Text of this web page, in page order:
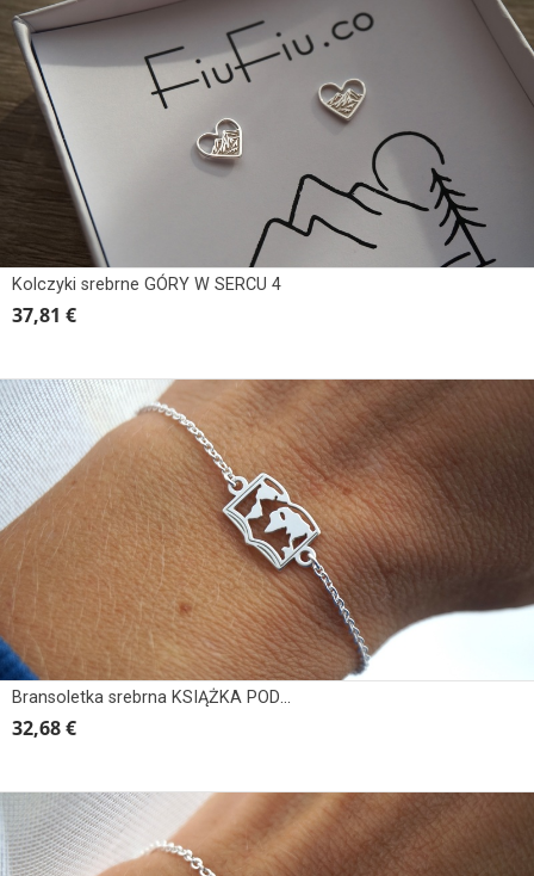
Kolczyki srebrne GÓRY W SERCU 4
37,81 €
Bransoletka srebrna KSIĄŻKA PODRÓŻNIKA, MAPA
32,68 €